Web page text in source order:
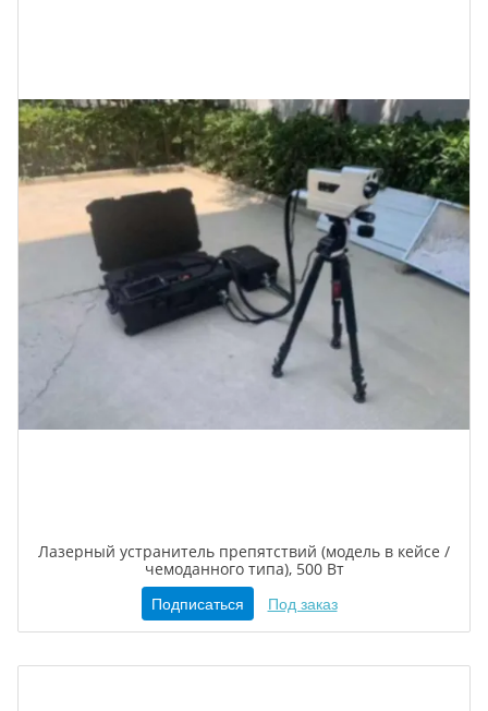
Лазерный устранитель препятствий (модель в кейсе /
чемоданного типа), 500 Вт
Подписаться Под заказ